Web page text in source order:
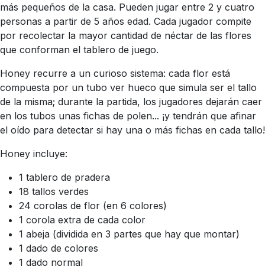
más pequeños de la casa. Pueden jugar entre 2 y cuatro
personas a partir de 5 años edad. Cada jugador compite
por recolectar la mayor cantidad de néctar de las flores
que conforman el tablero de juego.
Honey recurre a un curioso sistema: cada flor está
compuesta por un tubo ver hueco que simula ser el tallo
de la misma; durante la partida, los jugadores dejarán caer
en los tubos unas fichas de polen... ¡y tendrán que afinar
el oído para detectar si hay una o más fichas en cada tallo!
Honey incluye:
1 tablero de pradera
18 tallos verdes
24 corolas de flor (en 6 colores)
1 corola extra de cada color
1 abeja (dividida en 3 partes que hay que montar)
1 dado de colores
1 dado normal